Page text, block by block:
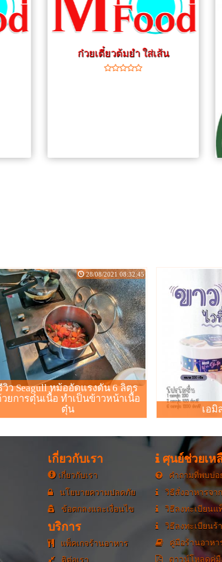
ก๋วยเตี๋ยวต้มยำ ใส่เส้น
เกษ
ซื้อไข่ไก่2กล่องใน
วิว Seagull หม้ออัดแรงดัน 6 ลิตร
ยการตุ๋นเนื้อ ทำเป็นข้าวหน้าเนื้อ
ตุ๋น
28/08/2021 08:32:45
เอมิ
เกี่ยวกับเรา
เกี่ยวกับเรา
นโยบายความปลดภัย
ข้อตกลงและเงื่อนไข
บริการ
แพ็คเกจร้านอาหาร
ติต่อเรา
ศุนย์ช่วยเห
คำถามที่พบบ่อ
วิธีสั่งอาหารจา
วิธีลงทะเบียนแ
วิธีลงทะเบียนร้
คู่มือร้านอาหา
ดาวน์โหลดคู่มื